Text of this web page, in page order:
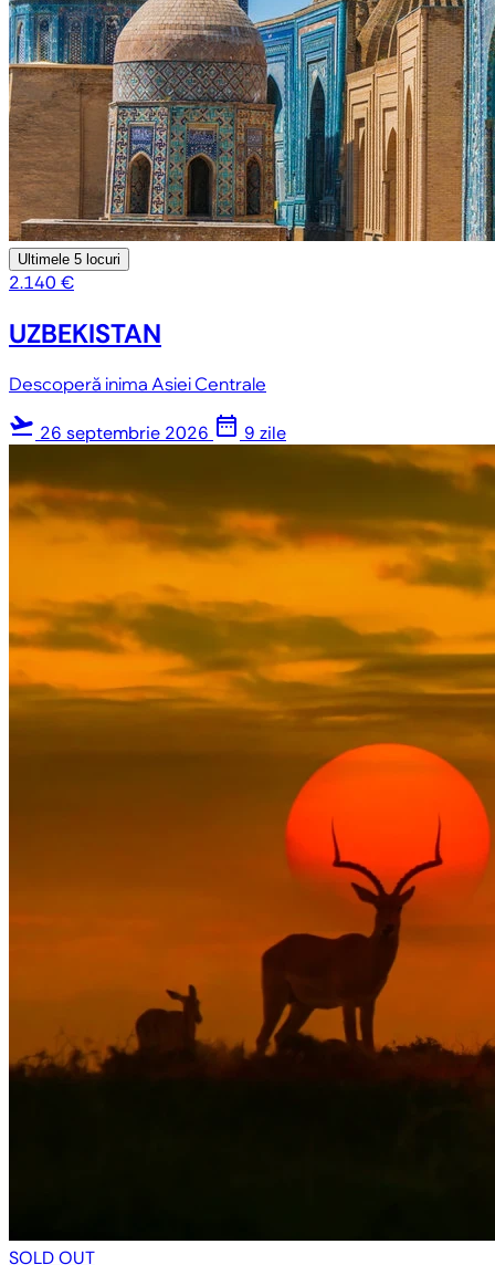
Ultimele 5 locuri
2.140 €
UZBEKISTAN
Descoperă inima Asiei Centrale
flight_takeoff 26 septembrie 2026 date_range 9 zile
SOLD OUT